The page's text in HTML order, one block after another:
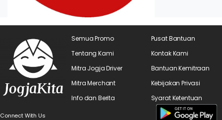
Connect With Us
Semua Promo
Tentang Kami
Mitra Jogja Driver
Mitra Merchant
Info dan Berita
Pusat Bantuan
Kontak Kami
Bantuan Kemitraan
Kebijakan Privasi
Syarat Ketentuan